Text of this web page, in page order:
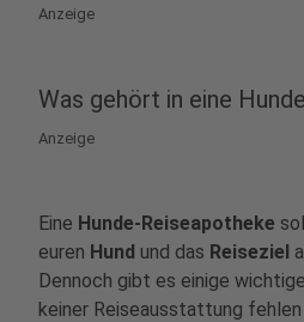
Anzeige
Was gehört in eine
Anzeige
Eine Hunde-Reiseapotheke
euren Hund und das Reiseziel
Dennoch gibt es einige
keiner Reiseausstattung